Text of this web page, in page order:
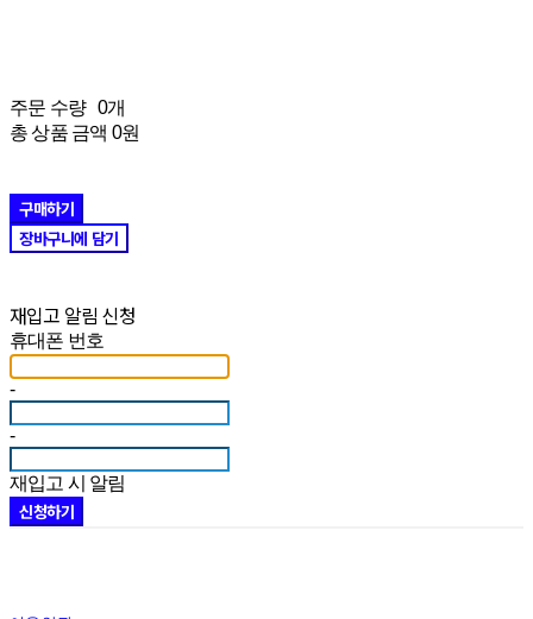
주문 수량 0개
총 상품 금액 0원
구매하기
장바구니에 담기
재입고 알림 신청
휴대폰 번호
-
-
재입고 시 알림
신청하기